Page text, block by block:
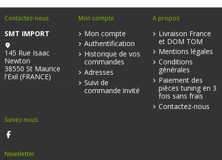
Contactez-nous
SMT IMPORT
145 Rue Isaac
Newton
38550 St Maurice
l'Exil (FRANCE)
Mon compte
Mon compte
Authentification
Historique de vos
commandes
Adresses
Suivi de
commande invité
A propos
Livraison France
et DOM TOM
Mentions légales
Conditions
générales
Paiement des
pièces tuning en 3
fois sans frais
Contactez-nous
Suivez-nous
Newsletter